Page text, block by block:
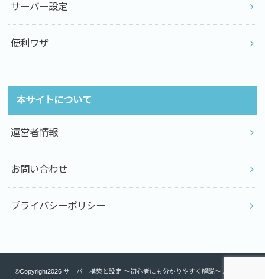
サーバー設定
便利ワザ
本サイトについて
運営者情報
お問い合わせ
プライバシーポリシー
©Copyright2026サーバー構築と設定 ～初心者にも分かりやすく解説～ .All Rights